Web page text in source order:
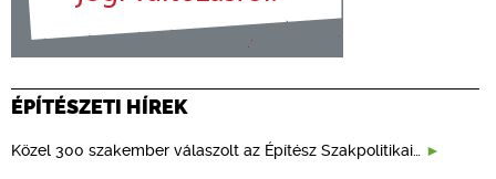
ÉPÍTÉSZETI HÍREK
Közel 300 szakember válaszolt az Építész Szakpolitikai…